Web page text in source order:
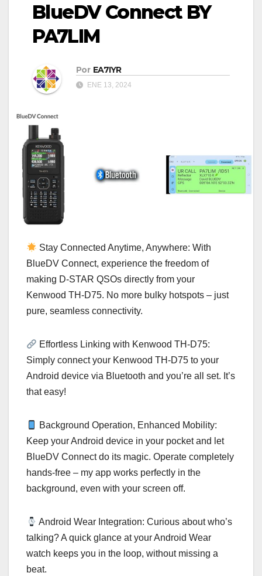
BlueDV Connect BY
PA7LIM
Por EA7IYR
ENE 13, 2024
Stay Connected Anytime, Anywhere: With
BlueDV Connect, experience the freedom of
making D-STAR QSOs directly from your
Kenwood TH-D75. No more bulky hotspots – just
pure, seamless connectivity.
Effortless Linking with Kenwood TH-D75:
Simply connect your Kenwood TH-D75 to your
Android device via Bluetooth and you’re all set. It’s
that easy!
Background Operation, Enhanced Mobility:
Keep your Android device in your pocket and let
BlueDV Connect do its magic. Operate completely
hands-free – my app works perfectly in the
background, even with your screen off.
Android Wear Integration: Curious about who’s
talking? A quick glance at your Android Wear
watch keeps you in the loop, without missing a
beat.